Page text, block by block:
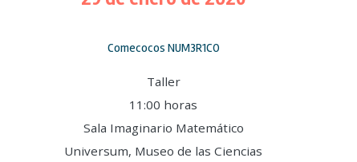
Comecocos NUM3R1CO
Taller
11:00 horas
Sala Imaginario Matemático
Universum, Museo de las Ciencias